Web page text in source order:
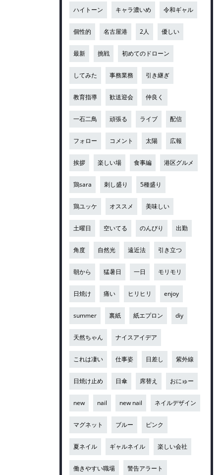
ハイトーン キャラ濃いめ 令和ギャル
個性的 名古屋港 2人 優しい
最新 挑戦 初めてのドローン
してみた 事務業務 引き継ぎ
教育指導 歓送迎会 仲良く
一石二鳥 頑張る ライブ 配信
フォロー コメント 太陽 広報
挨拶 楽しい場 食事編 港区グルメ
鶏sara 刺し盛り 5種盛り
鶏ユッケ オススメ 美味しい
土曜日 空いてる のんびり 出勤
角度 自然光 遠近法 引き立つ
朝から 猛暑日 一日 モリモリ
日焼け 痛い ヒリヒリ enjoy
summer 裏紙 紙エプロン diy
天然ちゃん ナイスアイデア
これは凄い 仕事姿 日差し 紫外線
日焼け止め 日傘 席替え おにゅー
new nail new nail ネイルデザイン
マグネット ブルー ピンク
夏ネイル ギャルネイル 楽しい会社
働きやすい職場 警告アラート